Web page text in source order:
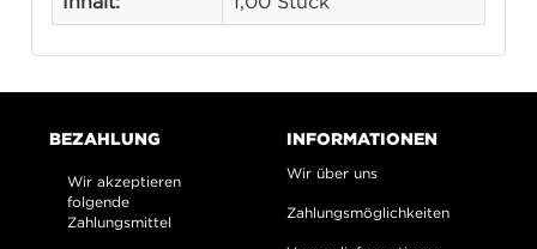
BEZAHLUNG
Wir akzeptieren
folgende
Zahlungsmittel
INFORMATIONEN
Wir über uns
Zahlungsmöglichkeiten